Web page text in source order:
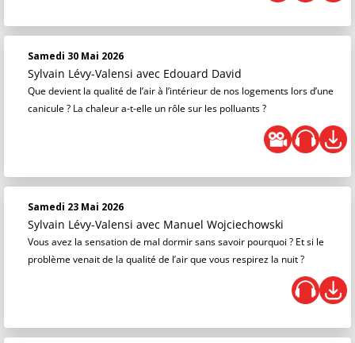
Samedi 30 Mai 2026
Sylvain Lévy-Valensi avec Edouard David
Que devient la qualité de l’air à l’intérieur de nos logements lors d’une
canicule ? La chaleur a-t-elle un rôle sur les polluants ?
Samedi 23 Mai 2026
Sylvain Lévy-Valensi avec Manuel Wojciechowski
Vous avez la sensation de mal dormir sans savoir pourquoi ? Et si le
problème venait de la qualité de l’air que vous respirez la nuit ?